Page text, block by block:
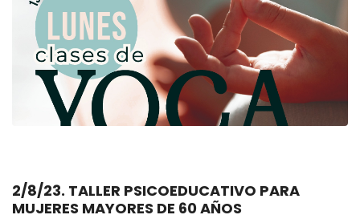
2/8/23. TALLER PSICOEDUCATIVO PARA
MUJERES MAYORES DE 60 AÑOS